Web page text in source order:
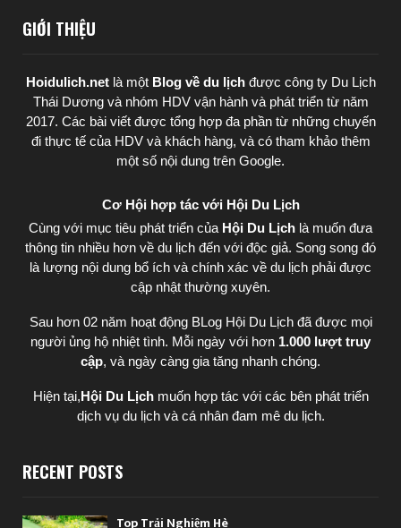
GIỚI THIỆU
Hoidulich.net là một Blog về du lịchđược công ty Du Lịch
Thái Dươngvà nhóm HDV vận hành và phát triển từ năm
2017. Các bài viết được tổng hợp đa phần từ những chuyến
đi thực tế của HDV và khách hàng, và có tham khảo thêm
một số nội dung trên Google.
Cơ Hội hợp tác với Hội Du Lịch
Cùng với mục tiêu phát triển của Hội Du Lịch là muốn đưa
thông tin nhiều hơn về du lịch đến với độc giả. Song song đó
là lượng nội dung bổ ích và chính xác về du lịch phải được
cập nhật thường xuyên.
Sau hơn 02 năm hoạt động BLog Hội Du Lịch đã được mọi
người ủng hộ nhiệt tình. Mỗi ngày với hơn 1.000 lượt truy
cập, và ngày càng gia tăng nhanh chóng.
Hiện tại,Hội Du Lịch muốn hợp tác với các bên phát triển
dịch vụ du lịch và cá nhân đam mê du lịch.
RECENT POSTS
Top Trải Nghiệm Hè